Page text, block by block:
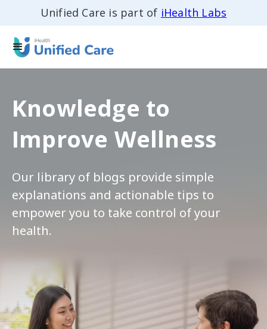
Unified Care is part of iHealth Labs
Knowledge to
Improve Wellness
Our library of blogs provide simple
explanations and actionable tips to
empower you to take control of your
health.